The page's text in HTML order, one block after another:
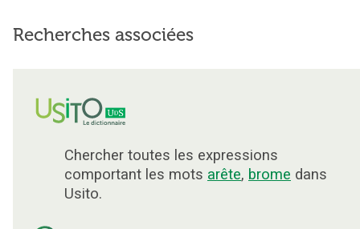
Recherches associées
Chercher toutes les expressions
comportant les mots arête, brome dans
Usito.